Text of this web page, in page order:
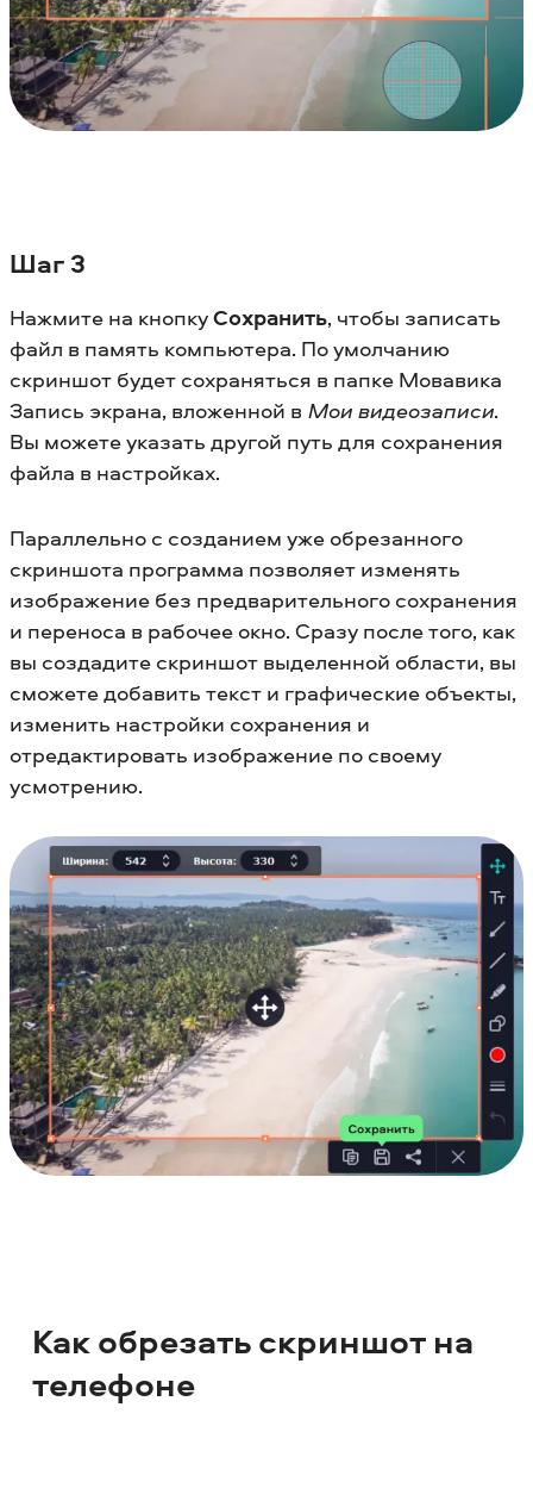
Шаг 3
Нажмите на кнопкуСохранить, чтобы записать
файл в память компьютера. По умолчанию
скриншот будет сохраняться в папке Мовавика
Запись экрана, вложенной в Мои видеозаписи.
Вы можете указать другой путь для сохранения
файла в настройках.
Параллельно с созданием уже обрезанного
скриншота программа позволяет изменять
изображение без предварительного сохранения
и переноса в рабочее окно. Сразу после того, как
вы создадите скриншот выделенной области, вы
сможете добавить текст и графические объекты,
изменить настройки сохранения и
отредактировать изображение по своему
усмотрению.
Как обрезать скриншот на
телефоне